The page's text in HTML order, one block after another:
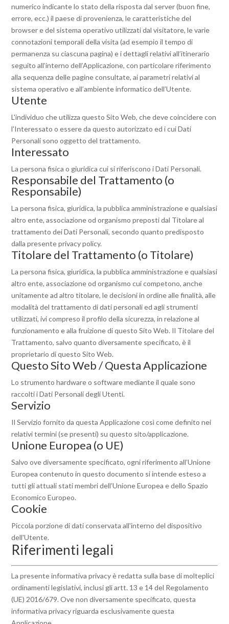
numerico indicante lo stato della risposta dal server (buon fine,
errore, ecc.) il paese di provenienza, le caratteristiche del
browser e del sistema operativo utilizzati dal visitatore, le varie
connotazioni temporali della visita (ad esempio il tempo di
permanenza su ciascuna pagina) e i dettagli relativi all’itinerario
seguito all’interno dell’Applicazione, con particolare riferimento
alla sequenza delle pagine consultate, ai parametri relativi al
sistema operativo e all’ambiente informatico dell’Utente.
Utente
L'individuo che utilizza questo Sito Web, che deve coincidere con
l'Interessato o essere da questo autorizzato ed i cui Dati
Personali sono oggetto del trattamento.
Interessato
La persona fisica o giuridica cui si riferiscono i Dati Personali.
Responsabile del Trattamento (o
Responsabile)
La persona fisica, giuridica, la pubblica amministrazione e qualsiasi
altro ente, associazione od organismo preposti dal Titolare al
trattamento dei Dati Personali, secondo quanto predisposto
dalla presente privacy policy.
Titolare del Trattamento (o Titolare)
La persona fisica, giuridica, la pubblica amministrazione e qualsiasi
altro ente, associazione od organismo cui competono, anche
unitamente ad altro titolare, le decisioni in ordine alle finalità, alle
modalità del trattamento di dati personali ed agli strumenti
utilizzati, ivi compreso il profilo della sicurezza, in relazione al
funzionamento e alla fruizione di questo Sito Web. Il Titolare del
Trattamento, salvo quanto diversamente specificato, è il
proprietario di questo Sito Web.
Questo Sito Web / Questa Applicazione
Lo strumento hardware o software mediante il quale sono
raccolti i Dati Personali degli Utenti.
Servizio
Il Servizio fornito da questa Applicazione così come definito nei
relativi termini (se presenti) su questo sito/applicazione.
Unione Europea (o UE)
Salvo ove diversamente specificato, ogni riferimento all’Unione
Europea contenuto in questo documento si intende esteso a
tutti gli attuali stati membri dell’Unione Europea e dello Spazio
Economico Europeo.
Cookie
Piccola porzione di dati conservata all'interno del dispositivo
dell'Utente.
Riferimenti legali
La presente informativa privacy è redatta sulla base di molteplici
ordinamenti legislativi, inclusi gli artt. 13 e 14 del Regolamento
(UE) 2016/679. Ove non diversamente specificato, questa
informativa privacy riguarda esclusivamente questa